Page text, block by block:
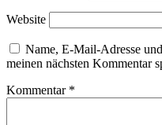
Website
Name, E-Mail-Adresse
meinen nächsten Kommentar
Kommentar *